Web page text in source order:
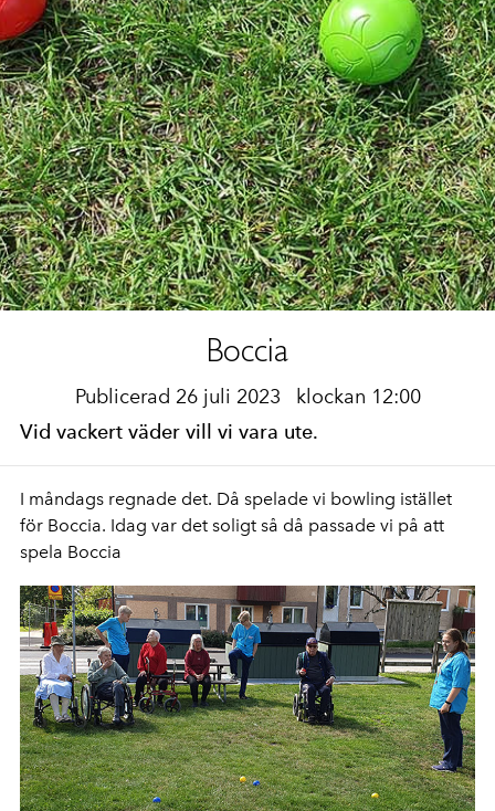
Boccia
Publicerad 26 juli 2023 klockan 12:00
Vid vackert väder vill vi vara ute.
I måndags regnade det. Då spelade vi bowling istället
för Boccia. Idag var det soligt så då passade vi på att
spela Boccia